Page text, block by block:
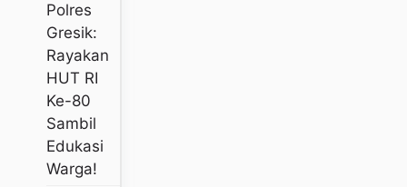
Polres
Gresik:
Rayakan
HUT RI
Ke-80
Sambil
Edukasi
Warga!